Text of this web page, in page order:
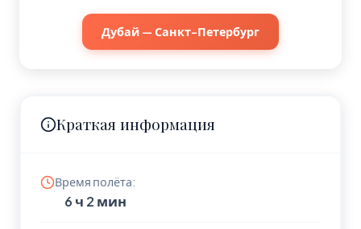
Дубай — Санкт-Петербург
Краткая информация
Время полёта:
6 ч 2 мин